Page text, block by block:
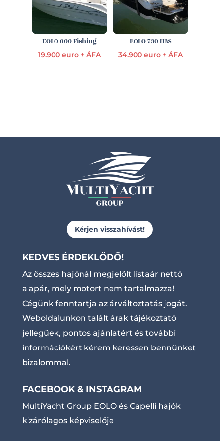
EOLO 600 Fishing
19.900 euro + ÁFA
EOLO 730 HBS
34.900 euro + ÁFA
Kérjen visszahívást!
KEDVES ÉRDEKLŐDŐ!
Az összes hajónál megjelölt listaár nettó
alapár, mely motort nem tartalmazza!
Cégünk fenntartja az árváltoztatás jogát.
Weboldalunkon talált árak tájékoztató
jellegűek, pontos ajánlatért és további
információkért kérem keressen bennünket
bizalommal.
FACEBOOK & INSTAGRAM
MultiYacht Group EOLO és Capelli hajók
kizárólagos képviselője